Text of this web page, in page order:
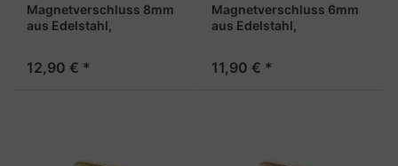
Magnetverschluss 8mm
aus Edelstahl,
12,90 € *
Magnetverschluss 6mm
aus Edelstahl,
11,90 € *